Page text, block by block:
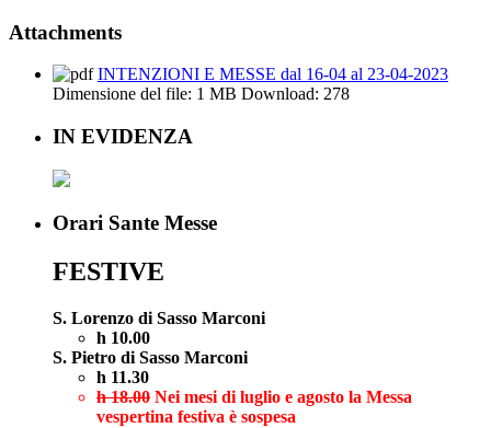
Attachments
INTENZIONI E MESSE dal 16-04 al 23-04-2023
Dimensione del file: 1 MB Download: 278
IN EVIDENZA
Orari Sante Messe
FESTIVE
S. Lorenzo di Sasso Marconi
h 10.00
S. Pietro di Sasso Marconi
h 11.30
h 18.00 Nei mesi di luglio e agosto la Messa
vespertina festiva è sospesa